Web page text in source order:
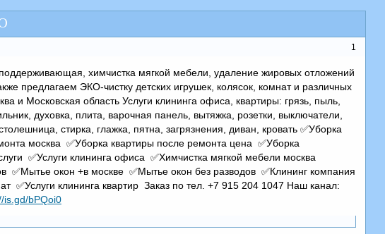
1
химчистка мягкой мебели, удаление жировых отложений
предлагаем ЭКО-чистку детских игрушек, колясок, комнат и различных
Московская область Услуги клининга офиса, квартиры: грязь, пыль,
духовка, плита, варочная панель, вытяжка, розетки, выключатели,
стирка, глажка, пятна, загрязнения, диван, кровать ✅Уборка
москва ✅Уборка квартиры после ремонта цена ✅Уборка
✅Услуги клининга офиса ✅Химчистка мягкой мебели москва
✅Мытье окон +в москве ✅Мытье окон без разводов ✅Клининг компания
✅Услуги клининга квартир Заказ по тел. +7 915 204 1047 Наш канал:
is.gd/bPQoi0